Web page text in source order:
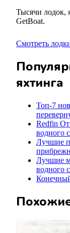
Тысячи лодок,
GetBoat.
Смотреть
яхтинга
Топ-7
Redfin
водного
Лучшие
Лучшие
водного